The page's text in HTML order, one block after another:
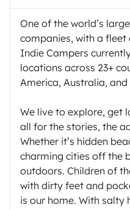
One of the world’s
companies, with a fleet
Indie Campers
locations across 23+
America, Australia,
We live to explore, get
all for the stories, the
Whether it’s hidden
charming cities off the
outdoors. Children of
with dirty feet and
is our home. With salty